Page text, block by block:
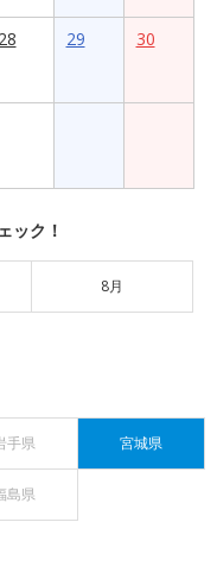
28 29 30
ック！
8月
手県 宮城県
島県